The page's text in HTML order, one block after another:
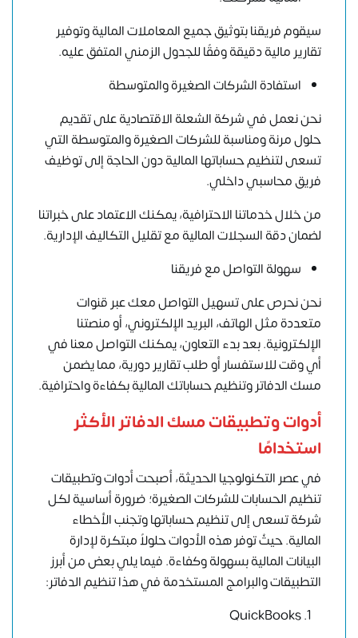
سيقوم فريقنا بتوثيق جميع المعاملات المالية وتوفير
تقارير مالية دقيقة وفقًا للجدول الزمني المتفق عليه.
استفادة الشركات الصغيرة والمتوسطة
نحن نعمل في شركة الشعلة الاقتصادية على تقديم
حلول مرنة ومناسبة للشركات الصغيرة والمتوسطة التي
تسعى لتنظيم حساباتها المالية دون الحاجة إلى توظيف
فريق محاسبي داخلي.
من خلال خدماتنا الاحترافية، يمكنك الاعتماد على خبراتنا
لضمان دقة السجلات المالية مع تقليل التكاليف الإدارية.
سهولة التواصل مع فريقنا
نحن نحرص على تسهيل التواصل معك عبر قنوات
متعددة مثل الهاتف، البريد الإلكتروني، أو منصتنا
الإلكترونية. بعد بدء التعاون، يمكنك التواصل معنا في
أي وقت للاستفسار أو طلب تقارير دورية، مما يضمن
مسك الدفاتر وتنظيم حساباتك المالية بكفاءة واحترافية.
أدوات وتطبيقات مسك الدفاتر الأكثر
استخدامًا
في عصر التكنولوجيا الحديثة، أصبحت أدوات وتطبيقات
تنظيم الحسابات للشركات الصغيرة؛ ضرورة أساسية لكل
شركة تسعى إلى تنظيم حساباتها وتجنب الأخطاء
المالية. حيثُ توفر هذه الأدوات حلولاً مبتكرة لإدارة
البيانات المالية بسهولة وكفاءة. فيما يلي بعض من أبرز
التطبيقات والبرامج المستخدمة في هذا تنظيم الدفاتر:
QuickBooks